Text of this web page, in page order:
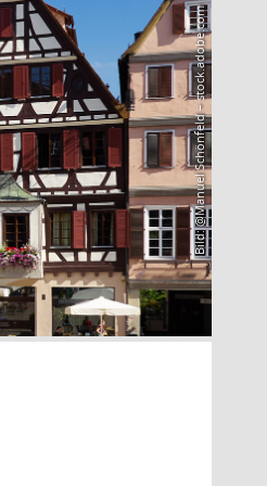
Bild: @Manuel Schönfeld – stock.adobe.com